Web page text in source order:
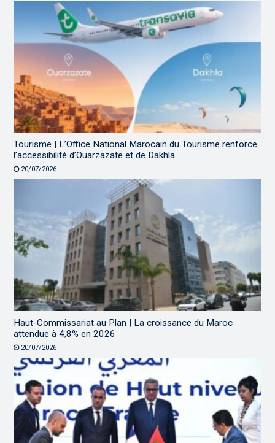
Tourisme | L’Office National Marocain du Tourisme renforce
l’accessibilité d’Ouarzazate et de Dakhla
20/07/2026
Haut-Commissariat au Plan | La croissance du Maroc
attendue à 4,8% en 2026
20/07/2026